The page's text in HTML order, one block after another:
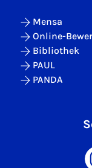
Mensa
Online-
Bibliothek
PAUL
PANDA